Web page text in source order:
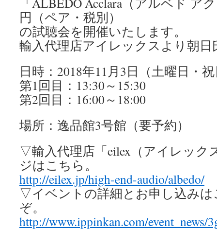
円（ペア・税別）
の試聴会を開催いたします。
輸入代理店アイレックスより朝
日時：2018年11月3日（土曜日・
第1回目：13:30～15:30
第2回目：16:00～18:00
場所：逸品館3号館（要予約）
▽輸入代理店「eilex（アイレック
ジはこちら。
http://eilex.jp/high-end-audio/albedo/
▽イベントの詳細とお申し込み
ぞ。
http://www.ippinkan.com/event_news/